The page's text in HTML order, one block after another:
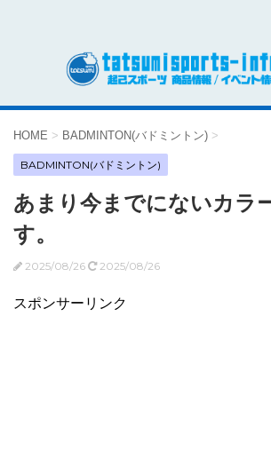
HOME > BADMINTON(バドミントン) >
BADMINTON(バドミントン)
あまり今までにないカラ
す。
2025/08/26 2025/08/26
スポンサーリンク